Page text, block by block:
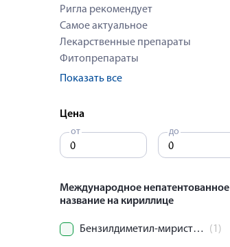
Ригла рекомендует
Самое актуальное
Лекарственные препараты
Фитопрепараты
Показать все
Цена
от до
Международное непатентованное
название на кириллице
Бензилдиметил-миристоиламино-пропиламмония хлорида моногидрат (1)